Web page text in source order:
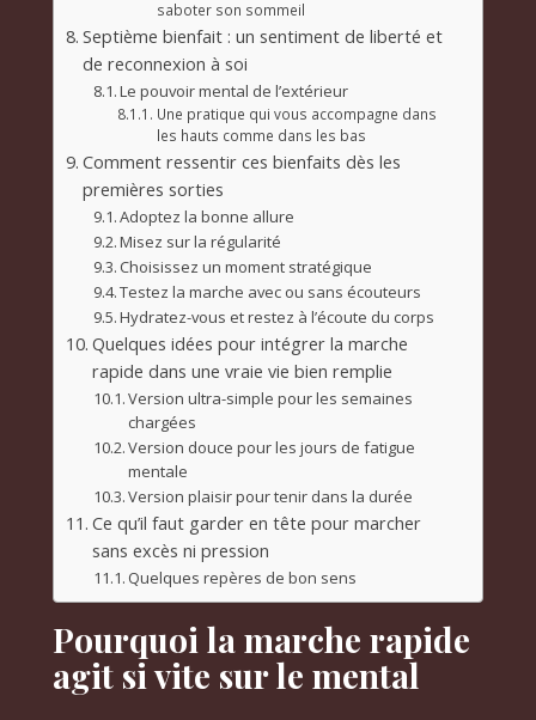
saboter son sommeil
Septième bienfait : un sentiment de liberté et
de reconnexion à soi
Le pouvoir mental de l’extérieur
Une pratique qui vous accompagne dans
les hauts comme dans les bas
Comment ressentir ces bienfaits dès les
premières sorties
Adoptez la bonne allure
Misez sur la régularité
Choisissez un moment stratégique
Testez la marche avec ou sans écouteurs
Hydratez-vous et restez à l’écoute du corps
Quelques idées pour intégrer la marche
rapide dans une vraie vie bien remplie
Version ultra-simple pour les semaines
chargées
Version douce pour les jours de fatigue
mentale
Version plaisir pour tenir dans la durée
Ce qu’il faut garder en tête pour marcher
sans excès ni pression
Quelques repères de bon sens
Pourquoi la marche rapide
agit si vite sur le mental